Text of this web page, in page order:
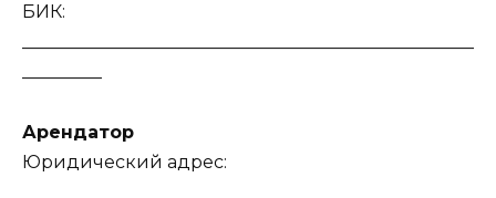
БИК:
Арендатор
Юридический адрес: